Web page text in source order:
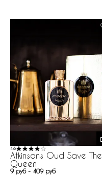
4.6
Atkinsons Oud Save The
Queen
9 руб - 409 руб